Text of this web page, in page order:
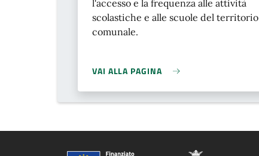
l'accesso e la frequenza alle attività
scolastiche e alle scuole del territorio
comunale.
VAI ALLA PAGINA